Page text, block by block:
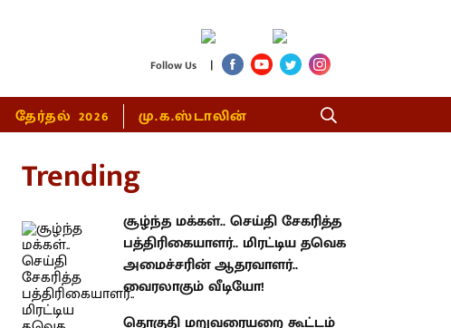
Follow Us |
தேர்தல் 2026 மு.க.ஸ்டாலின்
Trending
சூழ்ந்த மக்கள்.. செய்தி சேகரித்த
பத்திரிகையாளர்.. மிரட்டிய தவெக
அமைச்சரின் ஆதரவாளர்..
வைரலாகும் வீடியோ!
தொகுதி மறுவரையறை கூட்டம்